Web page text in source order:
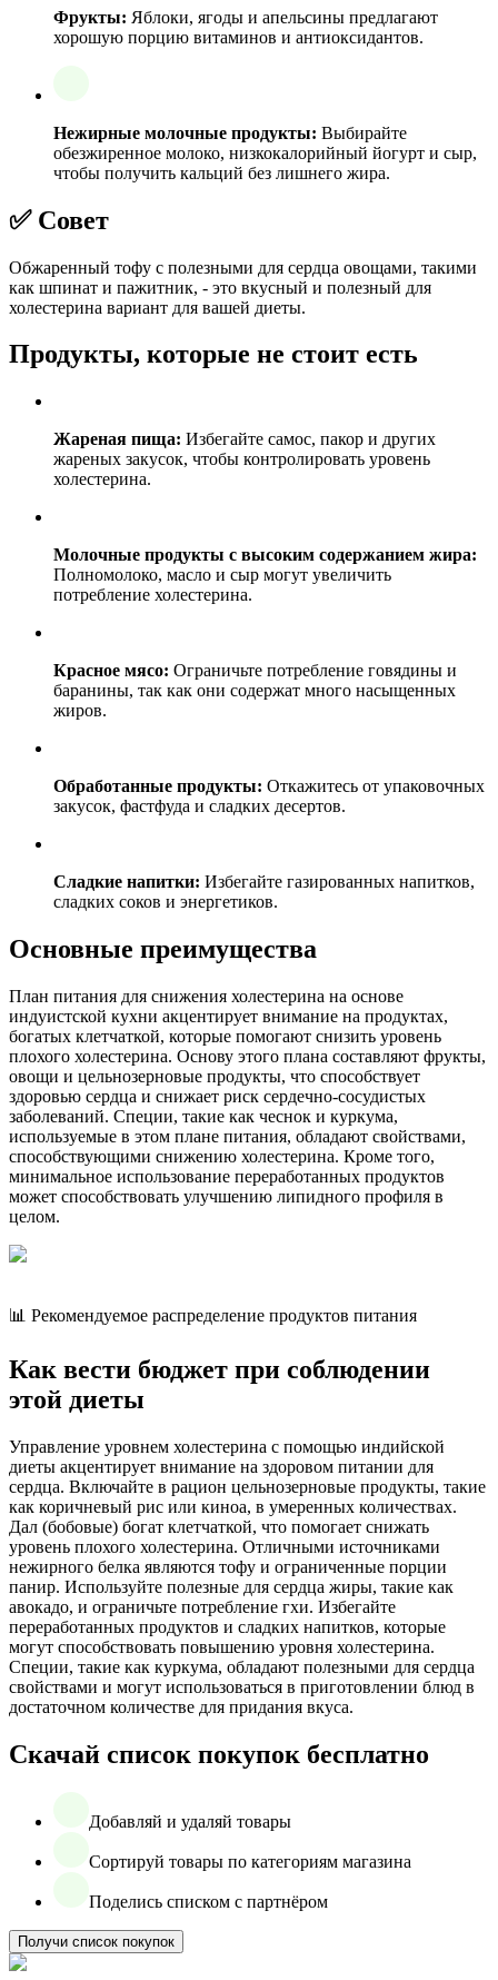
Фрукты: Яблоки, ягоды и апельсины предлагают
хорошую порцию витаминов и антиоксидантов.
Нежирные молочные продукты: Выбирайте
обезжиренное молоко, низкокалорийный йогурт и сыр,
чтобы получить кальций без лишнего жира.
✅ Совет
Обжаренный тофу с полезными для сердца овощами, такими
как шпинат и пажитник, - это вкусный и полезный для
холестерина вариант для вашей диеты.
Продукты, которые не стоит есть
Жареная пища: Избегайте самос, пакор и других
жареных закусок, чтобы контролировать уровень
холестерина.
Молочные продукты с высоким содержанием жира:
Полномолоко, масло и сыр могут увеличить
потребление холестерина.
Красное мясо: Ограничьте потребление говядины и
баранины, так как они содержат много насыщенных
жиров.
Обработанные продукты: Откажитесь от упаковочных
закусок, фастфуда и сладких десертов.
Сладкие напитки: Избегайте газированных напитков,
сладких соков и энергетиков.
Основные преимущества
План питания для снижения холестерина на основе
индуистской кухни акцентирует внимание на продуктах,
богатых клетчаткой, которые помогают снизить уровень
плохого холестерина. Основу этого плана составляют фрукты,
овощи и цельнозерновые продукты, что способствует
здоровью сердца и снижает риск сердечно-сосудистых
заболеваний. Специи, такие как чеснок и куркума,
используемые в этом плане питания, обладают свойствами,
способствующими снижению холестерина. Кроме того,
минимальное использование переработанных продуктов
может способствовать улучшению липидного профиля в
целом.
📊 Рекомендуемое распределение продуктов питания
Как вести бюджет при соблюдении
этой диеты
Управление уровнем холестерина с помощью индийской
диеты акцентирует внимание на здоровом питании для
сердца. Включайте в рацион цельнозерновые продукты, такие
как коричневый рис или киноа, в умеренных количествах.
Дал (бобовые) богат клетчаткой, что помогает снижать
уровень плохого холестерина. Отличными источниками
нежирного белка являются тофу и ограниченные порции
панир. Используйте полезные для сердца жиры, такие как
авокадо, и ограничьте потребление гхи. Избегайте
переработанных продуктов и сладких напитков, которые
могут способствовать повышению уровня холестерина.
Специи, такие как куркума, обладают полезными для сердца
свойствами и могут использоваться в приготовлении блюд в
достаточном количестве для придания вкуса.
Скачай список покупок бесплатно
Добавляй и удаляй товары
Сортируй товары по категориям магазина
Поделись списком с партнёром
Получи список покупок